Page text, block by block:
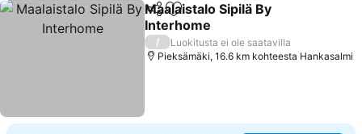
Jaa Lisää suosikkeihin
Maalaistalo Sipilä By
Interhome
Katso hinnat
/
Luokitusta ei ole saatavilla
Pieksämäki, 16.6 km kohteesta Hankasalmi